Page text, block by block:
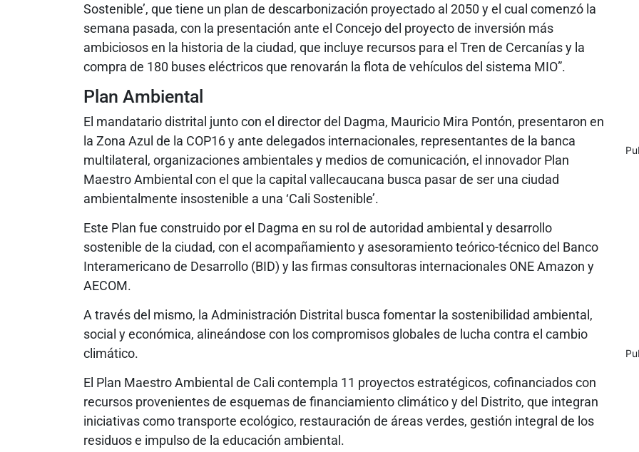
Sostenible’, que tiene un plan de descarbonización proyectado al 2050 y el cual comenzó la
semana pasada, con la presentación ante el Concejo del proyecto de inversión más
ambiciosos en la historia de la ciudad, que incluye recursos para el Tren de Cercanías y la
compra de 180 buses eléctricos que renovarán la flota de vehículos del sistema MIO”.
Plan Ambiental
El mandatario distrital junto con el director del Dagma, Mauricio Mira Pontón, presentaron en
la Zona Azul de la COP16 y ante delegados internacionales, representantes de la banca
multilateral, organizaciones ambientales y medios de comunicación, el innovador Plan
Maestro Ambiental con el que la capital vallecaucana busca pasar de ser una ciudad
ambientalmente insostenible a una ‘Cali Sostenible’.
Este Plan fue construido por el Dagma en su rol de autoridad ambiental y desarrollo
sostenible de la ciudad, con el acompañamiento y asesoramiento teórico-técnico del Banco
Interamericano de Desarrollo (BID) y las firmas consultoras internacionales ONE Amazon y
AECOM.
A través del mismo, la Administración Distrital busca fomentar la sostenibilidad ambiental,
social y económica, alineándose con los compromisos globales de lucha contra el cambio
climático.
El Plan Maestro Ambiental de Cali contempla 11 proyectos estratégicos, cofinanciados con
recursos provenientes de esquemas de financiamiento climático y del Distrito, que integran
iniciativas como transporte ecológico, restauración de áreas verdes, gestión integral de los
residuos e impulso de la educación ambiental.